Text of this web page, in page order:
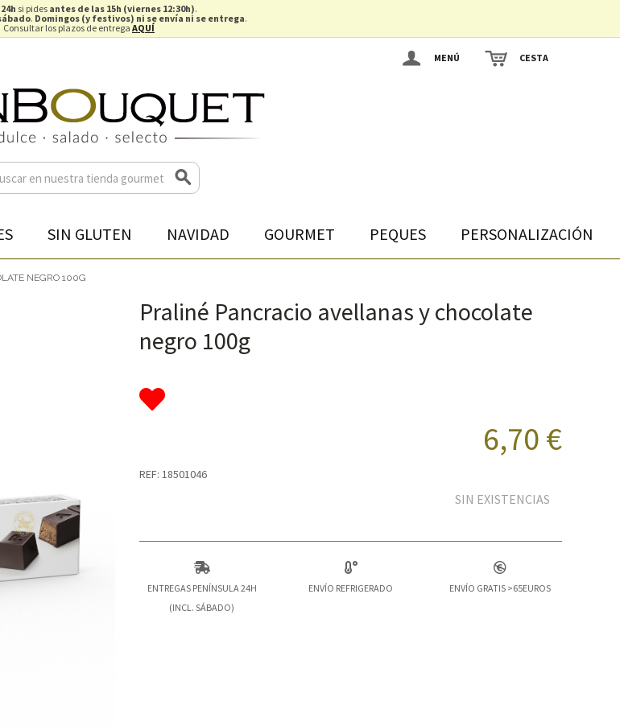
si pides antes de las 15h (viernes 12:30h).
. Domingos (y festivos) ni se envía ni se entrega.
Consultar los plazos de entrega AQUÍ
MENÚ CESTA
SIN GLUTEN NAVIDAD GOURMET PEQUES PERSONALIZACIÓN
NEGRO 100G
Praliné Pancracio avellanas y chocolate
negro 100g
6,70 €
REF: 18501046
SIN EXISTENCIAS
ENTREGAS PENÍNSULA 24H
(INCL. SÁBADO)
ENVÍO REFRIGERADO ENVÍO GRATIS >65EUROS